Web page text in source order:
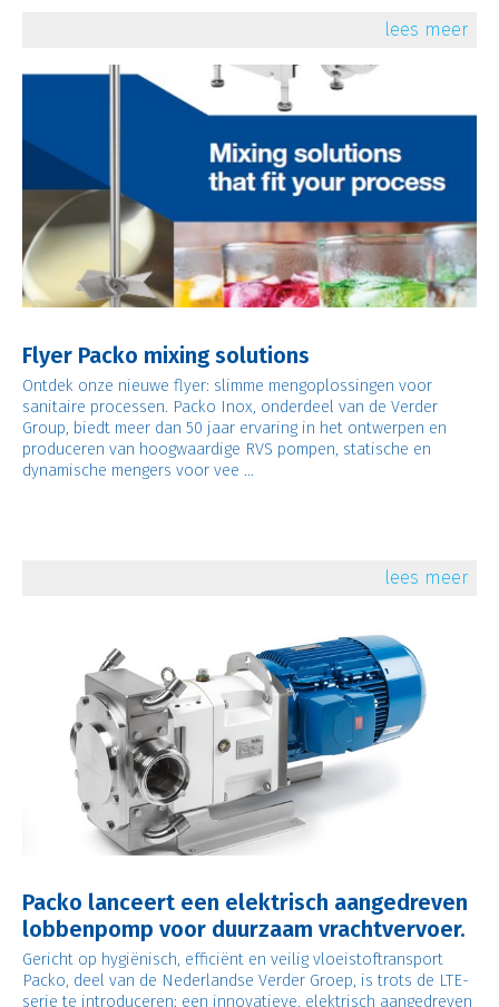
lees meer
Flyer Packo mixing solutions
Ontdek onze nieuwe flyer: slimme mengoplossingen voor
sanitaire processen. Packo Inox, onderdeel van de Verder
Group, biedt meer dan 50 jaar ervaring in het ontwerpen en
produceren van hoogwaardige RVS pompen, statische en
dynamische mengers voor vee ...
lees meer
Packo lanceert een elektrisch aangedreven
lobbenpomp voor duurzaam vrachtvervoer.
Gericht op hygiënisch, efficiënt en veilig vloeistoftransport
Packo, deel van de Nederlandse Verder Groep, is trots de LTE-
serie te introduceren: een innovatieve, elektrisch aangedreven